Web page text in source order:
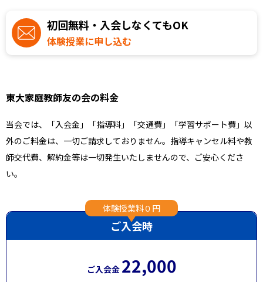
初回無料・入会しなくてもOK
体験授業に申し込む
東大家庭教師友の会の料金
当会では、「入会金」「指導料」「交通費」「学習サポート費」以
外のご料金は、一切ご請求しておりません。指導キャンセル料や教
師交代費、解約金等は一切発生いたしませんので、ご安心くださ
い。
ご入会時
体験授業料０円
ご入会金 22,000